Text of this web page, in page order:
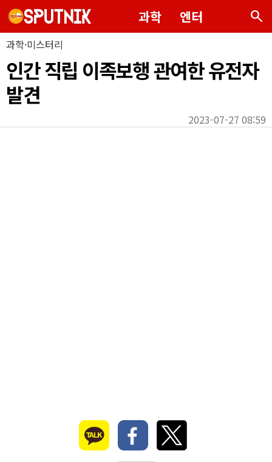
과학 엔터 search
과학·미스터리
인간 직립 이족보행 관여한 유전자
발견
2023-07-27 08:59